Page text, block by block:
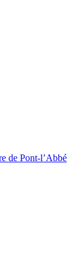
de Pont-l’Abbé